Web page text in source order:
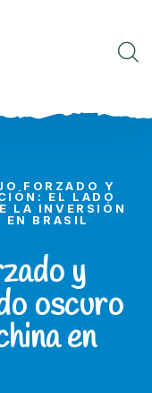
FORZADO Y
EL LADO
LA INVERSIÓN
EN BRASIL
y
oscuro
en